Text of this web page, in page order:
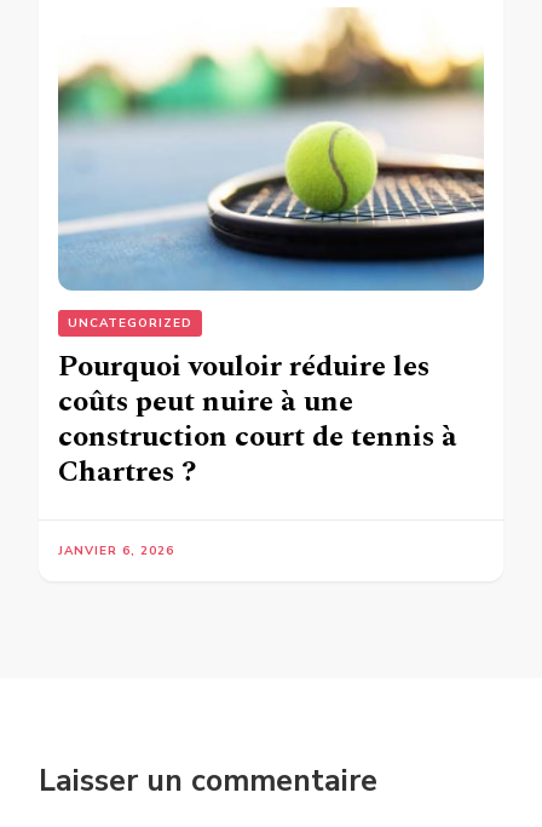
UNCATEGORIZED
Pourquoi vouloir réduire les
coûts peut nuire à une
construction court de tennis à
Chartres ?
JANVIER 6, 2026
Laisser un commentaire